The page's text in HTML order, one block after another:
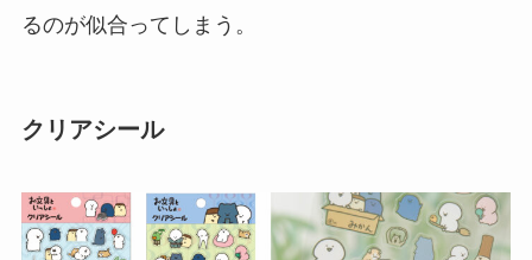
るのが似合ってしまう。
クリアシール